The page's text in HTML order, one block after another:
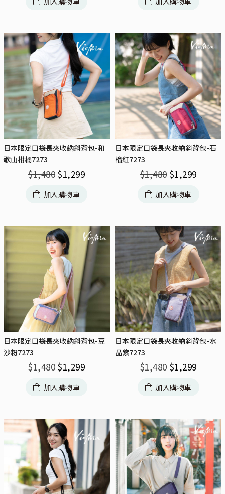
日本限定口袋長夾收納斜背包-和
歌山柑橘7273
$1,480 $1,299
加入購物車
日本限定口袋長夾收納斜背包-石
榴紅7273
$1,480 $1,299
加入購物車
日本限定口袋長夾收納斜背包-豆
沙粉7273
$1,480 $1,299
加入購物車
日本限定口袋長夾收納斜背包-水
晶紫7273
$1,480 $1,299
加入購物車